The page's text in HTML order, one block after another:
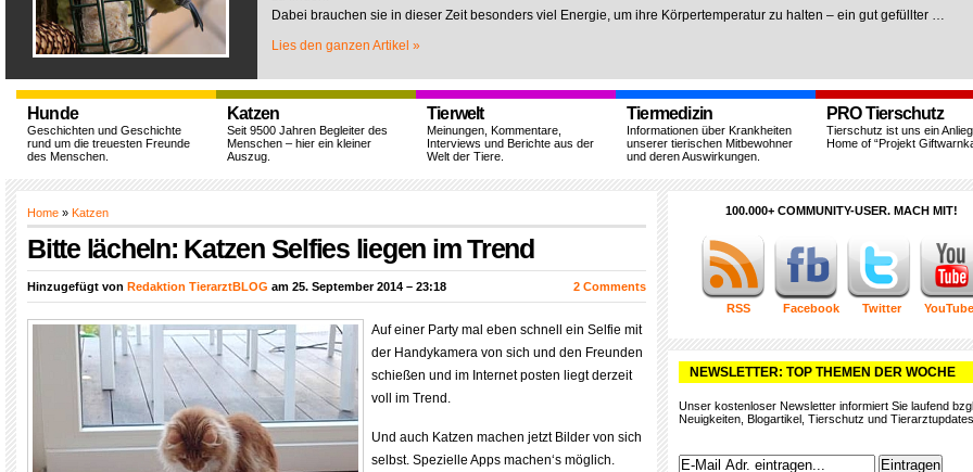
Dabei brauchen sie in dieser Zeit besonders viel Energie, um ihre Körpertemperatur zu halten – ein gut gefüllter …
Lies den ganzen Artikel »
Hunde
Geschichten und Geschichte
rund um die treuesten Freunde
des Menschen.
Katzen
Seit 9500 Jahren Begleiter des
Menschen – hier ein kleiner
Auszug.
Tierwelt
Meinungen, Kommentare,
Interviews und Berichte aus der
Welt der Tiere.
Tiermedizin
Informationen über Krankheiten
unserer tierischen Mitbewohner
und deren Auswirkungen.
PRO Tierschutz
Tierschutz ist uns ein
Home of “Projekt
Home » Katzen
Bitte lächeln: Katzen Selfies liegen im Trend
Hinzugefügt von Redaktion TierarztBLOG am 25. September 2014 – 23:18 2 Comments
Auf einer Party mal eben schnell ein Selfie mit
der Handykamera von sich und den Freunden
schießen und im Internet posten liegt derzeit
voll im Trend.
Und auch Katzen machen jetzt Bilder von sich
selbst. Spezielle Apps machen‘s möglich.
100.000+ COMMUNITY-USER. MACH MIT!
RSS Facebook Twitter YouTube
NEWSLETTER: TOP THEMEN DER WOCHE
Unser kostenloser Newsletter informiert Sie laufend
Neuigkeiten, Blogartikel, Tierschutz und